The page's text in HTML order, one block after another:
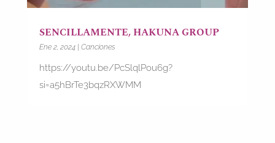
SENCILLAMENTE, HAKUNA GROUP
Ene 2, 2024| Canciones
https://youtu.be/PcSlqlPou6g?
si=a5hBrTe3bqzRXWMM